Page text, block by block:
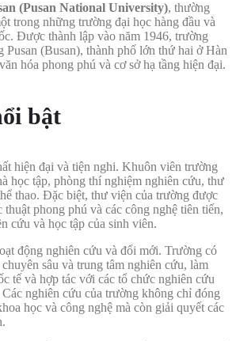
(Pusan National University), thường
trong những trường đại học hàng đầu và
Được thành lập vào năm 1946, trường
Pusan (Busan), thành phố lớn thứ hai ở Hàn
hóa phong phú và cơ sở hạ tầng hiện đại.
bật
hiện đại và tiện nghi. Khuôn viên trường
học tập, phòng thí nghiệm nghiên cứu, thư
thao. Đặc biệt, thư viện của trường được
phong phú và các công nghệ tiên tiến,
cứu và học tập của sinh viên.
động nghiên cứu và đổi mới. Trường có
sâu và trung tâm nghiên cứu, làm
tế và hợp tác với các tổ chức nghiên cứu
nghiên cứu của trường không chỉ đóng
học và công nghệ mà còn giải quyết các